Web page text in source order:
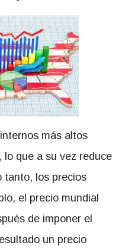
más altos
lo que a su vez reduce
tanto, los precios
el precio mundial
de imponer el
un precio